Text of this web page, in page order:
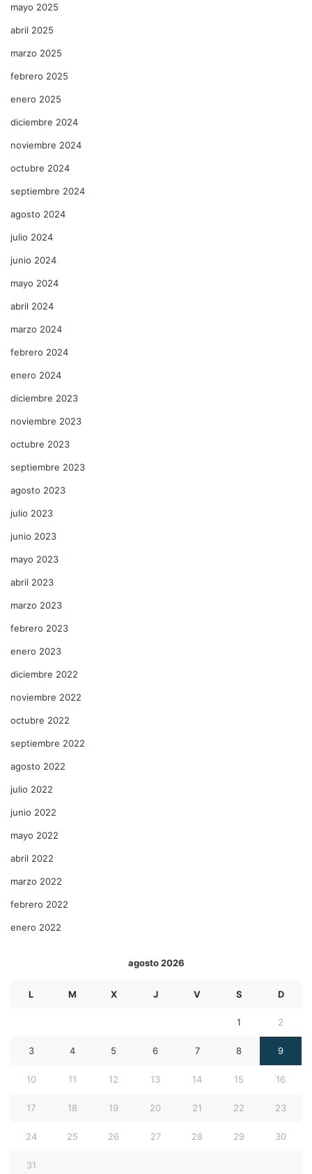
mayo 2025
abril 2025
marzo 2025
febrero 2025
enero 2025
diciembre 2024
noviembre 2024
octubre 2024
septiembre 2024
agosto 2024
julio 2024
junio 2024
mayo 2024
abril 2024
marzo 2024
febrero 2024
enero 2024
diciembre 2023
noviembre 2023
octubre 2023
septiembre 2023
agosto 2023
julio 2023
junio 2023
mayo 2023
abril 2023
marzo 2023
febrero 2023
enero 2023
diciembre 2022
noviembre 2022
octubre 2022
septiembre 2022
agosto 2022
julio 2022
junio 2022
mayo 2022
abril 2022
marzo 2022
febrero 2022
enero 2022
agosto 2026
L M X J V S D
1 2
3 4 5 6 7 8 9
10 11 12 13 14 15 16
17 18 19 20 21 22 23
24 25 26 27 28 29 30
31